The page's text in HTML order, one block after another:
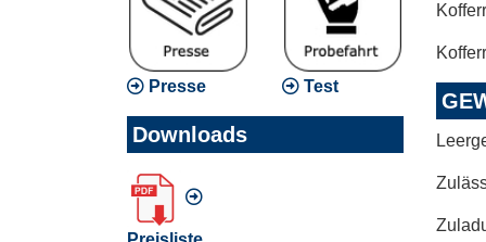
Presse Test
Downloads